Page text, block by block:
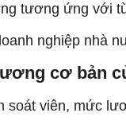
tương ứng với
nghiệp nhà
cơ bản
soát viên, mức